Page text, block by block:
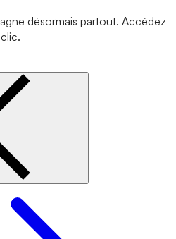
désormais partout. Accédez